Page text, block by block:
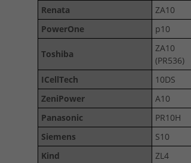
Renata
ZA10
PowerOne
p10
Toshiba
ZA10
(PR536)
ICellTech
10DS
ZeniPower
A10
Panasonic
PR10H
Siemens
S10
Kind
ZL4